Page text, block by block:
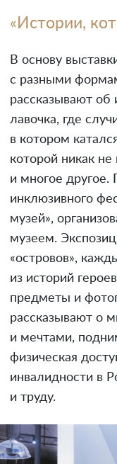
«Истории,
В основу
с разными
рассказывают
лавочка, где
в котором
которой никак не
и многое другое.
инклюзивного
музей»,
музеем.
«островов»,
из историй
предметы и
рассказывают о
и мечтами,
физическая
инвалидности в
и труду.